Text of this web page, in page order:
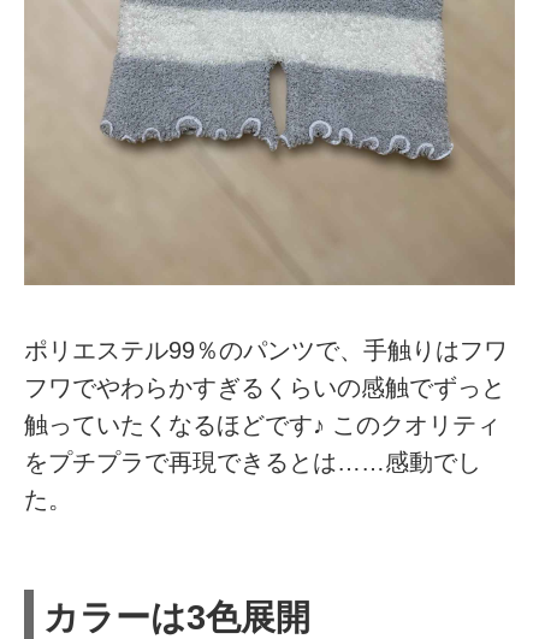
ポリエステル99％のパンツで、手触りはフワ
フワでやわらかすぎるくらいの感触でずっと
触っていたくなるほどです♪ このクオリティ
をプチプラで再現できるとは……感動でし
た。
カラーは3色展開